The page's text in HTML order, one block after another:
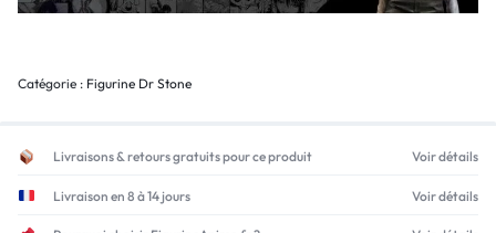
Catégorie : Figurine Dr Stone
Livraisons & retours gratuits pour ce produit Voir détails
Livraison en 8 à 14 jours Voir détails